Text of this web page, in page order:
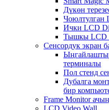
Дүкөн
Чоюлтулган
Ички LCD
Тышкы LCD
Сенсордук экран
терминалы
Пол стенд
Дубалга
бир
Frame Monitor
LCD Video Wall